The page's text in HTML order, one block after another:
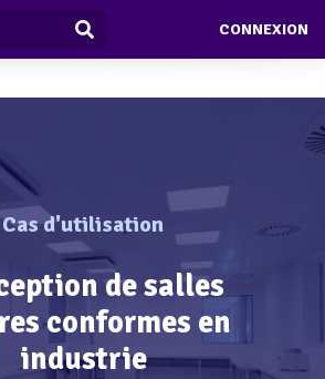
CONNEXION
Cas d'utilisation
de salles
conformes en
industrie